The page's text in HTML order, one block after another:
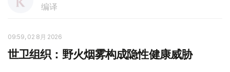
编译
09:59, 02 8月 2026
世卫组织：野火烟雾构成隐性健康威胁